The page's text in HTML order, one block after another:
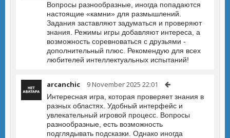
Вопросы разнообразные, иногда попадаются
настоящие «камни» для размышлений.
Задания заставляют задуматься и проверяют
знания. Режимы игры добавляют интереса, а
возможность соревноваться с друзьями -
дополнительный плюс. Рекомендую для всех
любителей интеллектуальных испытаний!
arcanchic 9 November 2025 22:01
Интересная игра, которая проверяет знания в
разных областях. Удобный интерфейс и
увлекательный игровой процесс. Вопросы
разнообразные, есть возможность
подглядывать подсказки. Однако иногда